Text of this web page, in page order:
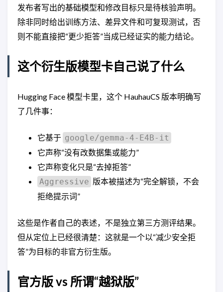
发布者写出的基础模型和修改目标只是待核验声明。
除非同时给出训练方法、差异文件和可复现测试，否
则不能直接把“更少拒答”当成已经证实的能力结论。
这个衍生版模型卡自己说了什么
Hugging Face 模型卡里，这个 HauhauCS 版本明确写
了几件事：
它基于 google/gemma-4-E4B-it
它声称“没有改数据集或能力”
它声称变化只是“去掉拒答”
Aggressive 版本被描述为“完全解锁，不会
拒绝提示词”
这些是作者自己的表述，不是独立第三方测评结果。
但从定位上已经很清楚：这就是一个以“减少安全拒
答”为目标的非官方衍生版。
官方版 vs 所谓“越狱版”